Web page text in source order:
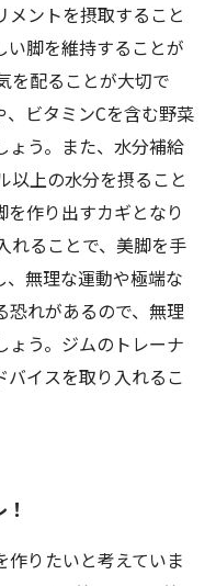
メントを摂取すること
い脚を維持することが
を配ることが大切で
ビタミンCを含む野菜
ょう。また、水分補給
以上の水分を摂ること
作り出すカギとなり
れることで、美脚を手
、無理な運動や極端な
恐れがあるので、無理
ょう。ジムのトレーナ
イスを取り入れるこ
りたいと考えていま